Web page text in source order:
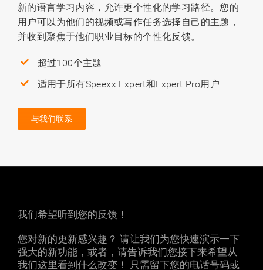
新的语言学习内容，允许更个性化的学习路径。您的
用户可以为他们的视频或写作任务选择自己的主题，
并收到聚焦于他们职业目标的个性化反馈。
超过100个主题
适用于所有Speexx Expert和Expert Pro用户
与我们联系
我们希望听到您的反馈！
您对新的更新感兴趣？ 请让我们为您快速演示一下
强大的新功能，或者，请告诉我们您接下来希望从
我们这里看到什么改变！ 只需留下您的电话号码或